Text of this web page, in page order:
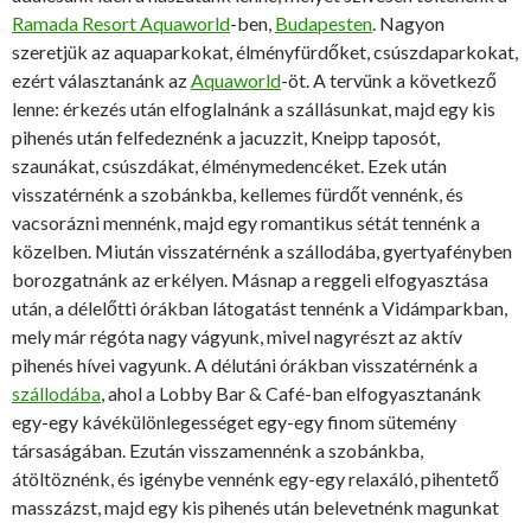
Ramada Resort Aquaworld-ben, Budapesten. Nagyon
szeretjük az aquaparkokat, élményfürdőket, csúszdaparkokat,
ezért választanánk azAquaworld-öt. A tervünk a következő
lenne: érkezés után elfoglalnánk a szállásunkat, majd egy kis
pihenés után felfedeznénk a jacuzzit, Kneipp taposót,
szaunákat, csúszdákat, élménymedencéket. Ezek után
visszatérnénk a szobánkba, kellemes fürdőt vennénk, és
vacsorázni mennénk, majd egy romantikus sétát tennénk a
közelben. Miután visszatérnénk a szállodába, gyertyafényben
borozgatnánk az erkélyen. Másnap a reggeli elfogyasztása
után, a délelőtti órákban látogatást tennénk a Vidámparkban,
mely már régóta nagy vágyunk, mivel nagyrészt az aktív
pihenés hívei vagyunk. A délutáni órákban visszatérnénk a
szállodába, ahol a Lobby Bar & Café-ban elfogyasztanánk
egy-egy kávékülönlegességet egy-egy finom sütemény
társaságában. Ezután visszamennénk a szobánkba,
átöltöznénk, és igénybe vennénk egy-egy relaxáló, pihentető
masszázst, majd egy kis pihenés után belevetnénk magunkat